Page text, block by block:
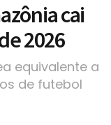
cai
2026
equivalente a
de futebol